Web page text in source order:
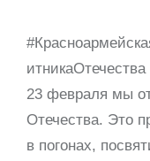
итникаОтечества
23 февраля мы
Отечества. Это
в погонах,